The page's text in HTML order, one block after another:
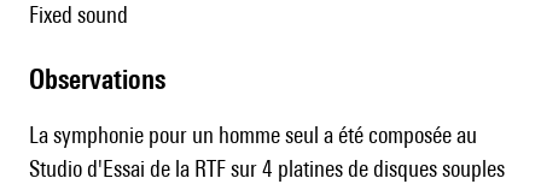
fixed sound
observations
La symphonie pour un homme seul a été composée au
Studio d'Essai de la RTF sur 4 platines de disques souples